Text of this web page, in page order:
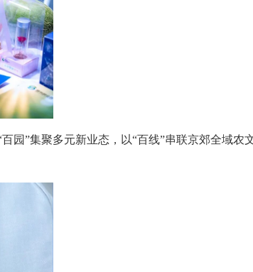
”集聚多元新业态，以“百线”串联京郊全域农